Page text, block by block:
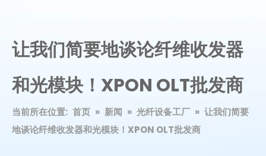
让我们简要地谈论纤维收发器
和光模块！XPON OLT批发商
当前所在位置: 首页 » 新闻 » 光纤设备工厂 » 让我们简要
地谈论纤维收发器和光模块！XPON OLT批发商